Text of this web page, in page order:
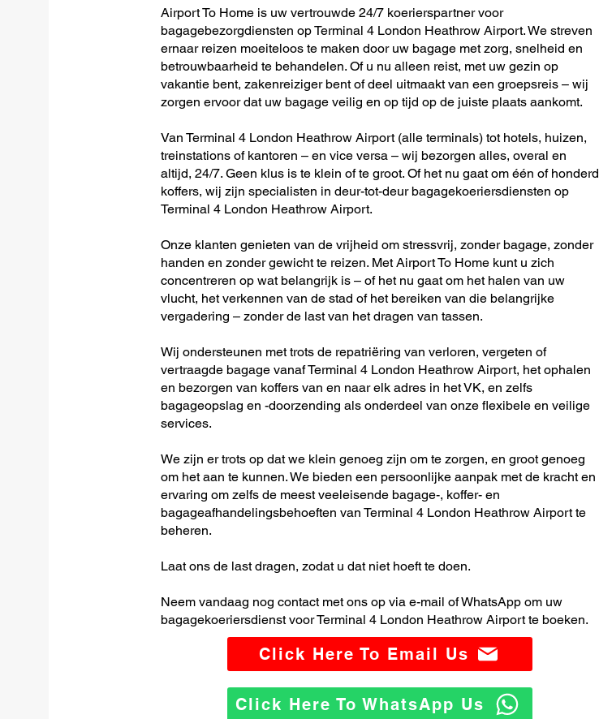
Airport To Home is uw vertrouwde 24/7 koerierspartner voor
bagagebezorgdiensten op Terminal 4 London Heathrow Airport. We streven
ernaar reizen moeiteloos te maken door uw bagage met zorg, snelheid en
betrouwbaarheid te behandelen. Of u nu alleen reist, met uw gezin op
vakantie bent, zakenreiziger bent of deel uitmaakt van een groepsreis – wij
zorgen ervoor dat uw bagage veilig en op tijd op de juiste plaats aankomt.
Van Terminal 4 London Heathrow Airport (alle terminals) tot hotels, huizen,
treinstations of kantoren – en vice versa – wij bezorgen alles, overal en
altijd, 24/7. Geen klus is te klein of te groot. Of het nu gaat om één of honderd
koffers, wij zijn specialisten in deur-tot-deur bagagekoeriersdiensten op
Terminal 4 London Heathrow Airport.
Onze klanten genieten van de vrijheid om stressvrij, zonder bagage, zonder
handen en zonder gewicht te reizen. Met Airport To Home kunt u zich
concentreren op wat belangrijk is – of het nu gaat om het halen van uw
vlucht, het verkennen van de stad of het bereiken van die belangrijke
vergadering – zonder de last van het dragen van tassen.
Wij ondersteunen met trots de repatriëring van verloren, vergeten of
vertraagde bagage vanaf Terminal 4 London Heathrow Airport, het ophalen
en bezorgen van koffers van en naar elk adres in het VK, en zelfs
bagageopslag en -doorzending als onderdeel van onze flexibele en veilige
services.
We zijn er trots op dat we klein genoeg zijn om te zorgen, en groot genoeg
om het aan te kunnen. We bieden een persoonlijke aanpak met de kracht en
ervaring om zelfs de meest veeleisende bagage-, koffer- en
bagageafhandelingsbehoeften van Terminal 4 London Heathrow Airport te
beheren.
Laat ons de last dragen, zodat u dat niet hoeft te doen.
Neem vandaag nog contact met ons op via e-mail of WhatsApp om uw
bagagekoeriersdienst voor Terminal 4 London Heathrow Airport te boeken.
Click Here To Email Us
Click Here To WhatsApp Us